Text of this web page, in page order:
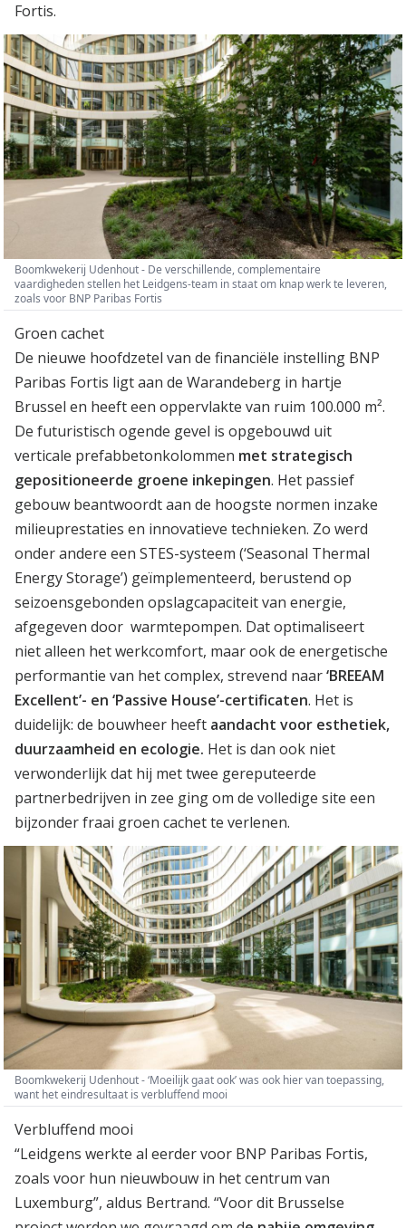
Fortis.
Boomkwekerij Udenhout - De verschillende, complementaire
vaardigheden stellen het Leidgens-team in staat om knap werk te leveren,
zoals voor BNP Paribas Fortis
Groen cachet
De nieuwe hoofdzetel van de financiële instelling BNP
Paribas Fortis ligt aan de Warandeberg in hartje
Brussel en heeft een oppervlakte van ruim 100.000 m².
De futuristisch ogende gevel is opgebouwd uit
verticale prefabbetonkolommen met strategisch
gepositioneerde groene inkepingen. Het passief
gebouw beantwoordt aan de hoogste normen inzake
milieuprestaties en innovatieve technieken. Zo werd
onder andere een STES-systeem (‘Seasonal Thermal
Energy Storage’) geïmplementeerd, berustend op
seizoensgebonden opslagcapaciteit van energie,
afgegeven door warmtepompen. Dat optimaliseert
niet alleen het werkcomfort, maar ook de energetische
performantie van het complex, strevend naar‘BREEAM
Excellent’- en ‘Passive House’-certificaten. Het is
duidelijk: de bouwheer heeft aandacht voor esthetiek,
duurzaamheid en ecologie. Het is dan ook niet
verwonderlijk dat hij met twee gereputeerde
partnerbedrijven in zee ging om de volledige site een
bijzonder fraai groen cachet te verlenen.
Boomkwekerij Udenhout - ‘Moeilijk gaat ook’ was ook hier van toepassing,
want het eindresultaat is verbluffend mooi
Verbluffend mooi
“Leidgens werkte al eerder voor BNP Paribas Fortis,
zoals voor hun nieuwbouw in het centrum van
Luxemburg”, aldus Bertrand. “Voor dit Brusselse